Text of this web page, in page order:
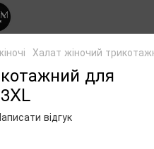
Халат жіночий
для
відгук